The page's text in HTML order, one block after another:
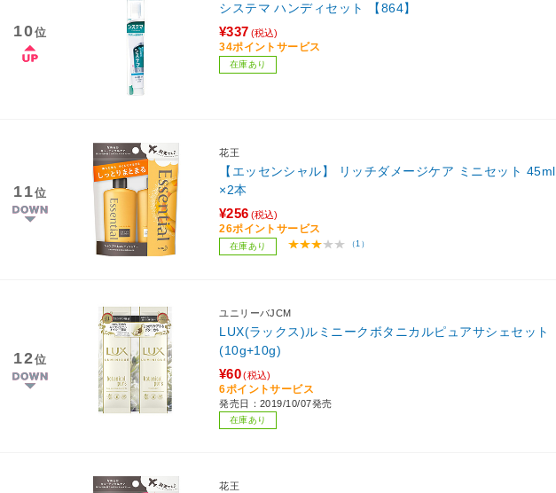
10位
システマ ハンディセット 【864】
¥337 (税込)
34ポイントサービス
在庫あり
11位
花王
【エッセンシャル】 リッチダメージケア ミニセット 45ml
×2本
¥256 (税込)
26ポイントサービス
在庫あり （1）
12位
ユニリーバJCM
LUX(ラックス)ルミニークボタニカルピュアサシェセット
(10g+10g)
¥60(税込)
6ポイントサービス
発売日：2019/10/07発売
在庫あり
花王